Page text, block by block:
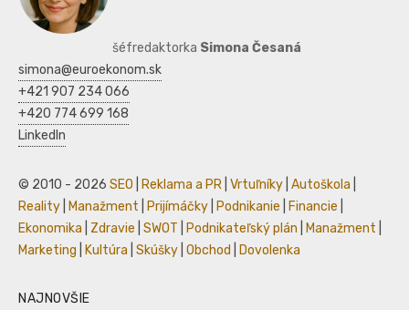
šéfredaktorka Simona Česaná
simona@euroekonom.sk
+421 907 234 066
+420 774 699 168
LinkedIn
© 2010 - 2026 SEO Reklama a PR Vrtuľníky Autoškola
Reality
Manažment Prijímáčky Podnikanie Financie
Ekonomika
Zdravie SWOT Podnikateľský plán Manažment
Marketing
Kultúra Skúšky Obchod Dovolenka
NAJNOVŠIE